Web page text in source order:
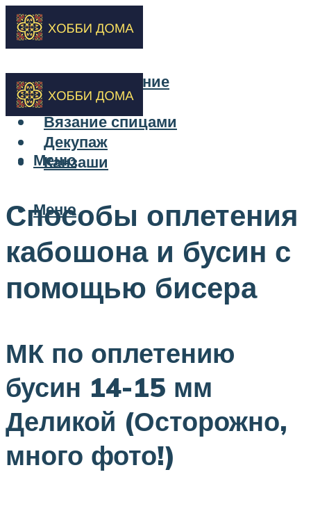
Бисероплетение
Вышивка
Вязание спицами
Декупаж
Канзаши
Меню
Меню
Способы оплетения
кабошона и бусин с
помощью бисера
МК по оплетению
бусин 14-15 мм
Деликой (Осторожно,
много фото!)